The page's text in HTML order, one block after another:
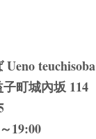
Ueno teuchisoba
町城內坂 114
19:00